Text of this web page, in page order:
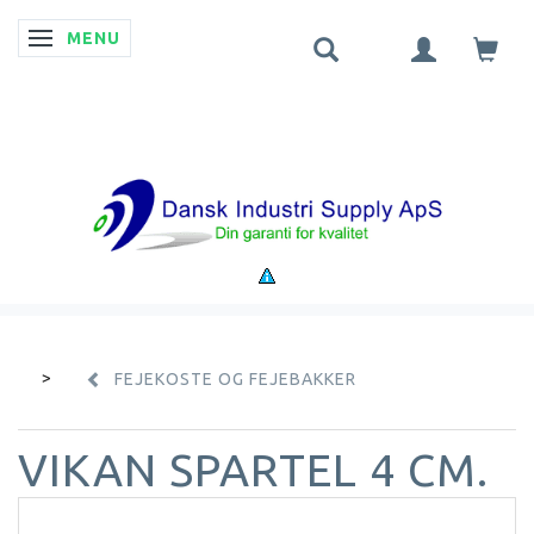
SKIFTE NAVIGATION
MENU
FEJEKOSTE OG FEJEBAKKER
VIKAN SPARTEL 4 CM.